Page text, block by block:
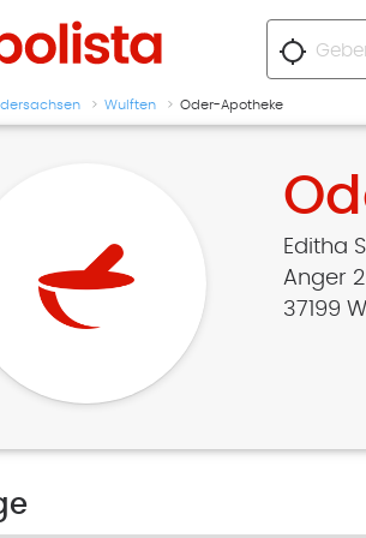
location_searching
Wulften Oder-Apotheke
Editha
Anger 2
37199